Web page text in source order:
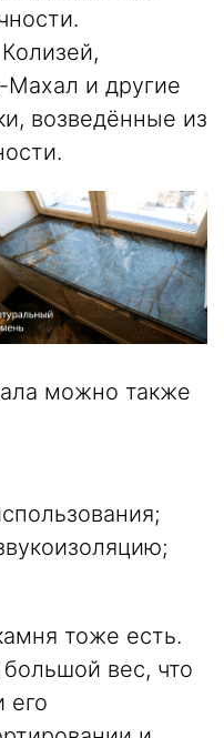
и другие
возведённые из
можно также
тоже есть.
вес, что
его